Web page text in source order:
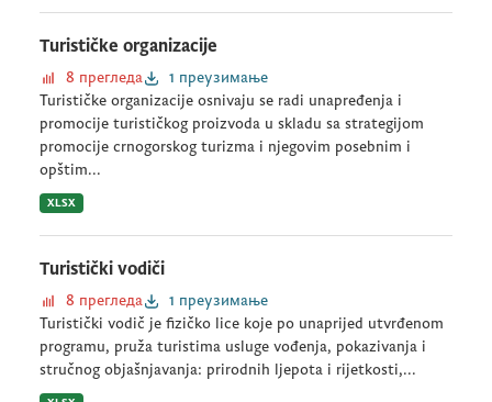
Turističke organizacije
8 прегледа
1 преузимање
Turističke organizacije osnivaju se radi unapređenja i
promocije turističkog proizvoda u skladu sa strategijom
promocije crnogorskog turizma i njegovim posebnim i
opštim...
XLSX
Turistički vodiči
8 прегледа
1 преузимање
Turistički vodič je fizičko lice koje po unaprijed utvrđenom
programu, pruža turistima usluge vođenja, pokazivanja i
stručnog objašnjavanja: prirodnih ljepota i rijetkosti,...